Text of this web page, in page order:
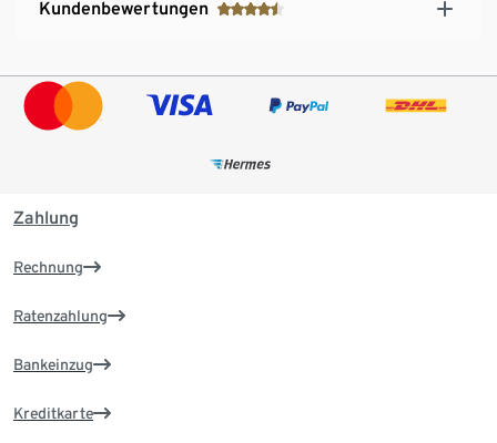
Kundenbewertungen
Zahlung
Rechnung
Ratenzahlung
Bankeinzug
Kreditkarte